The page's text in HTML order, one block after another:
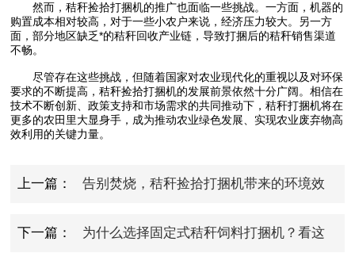
然而，秸秆捡拾打捆机的推广也面临一些挑战。一方面，机器的
购置成本相对较高，对于一些小农户来说，经济压力较大。另一方
面，部分地区缺乏*的秸秆回收产业链，导致打捆后的秸秆销售渠道
不畅。
尽管存在这些挑战，但随着国家对农业现代化的重视以及对环保
要求的不断提高，秸秆捡拾打捆机的发展前景依然十分广阔。相信在
技术不断创新、政策支持和市场需求的共同推动下，秸秆打捆机将在
更多的农田里大显身手，成为推动农业绿色发展、实现农业废弃物高
效利用的关键力量。
上一篇： 告别焚烧，秸秆捡拾打捆机带来的环境效
下一篇： 为什么选择固定式秸秆饲料打捆机？看这